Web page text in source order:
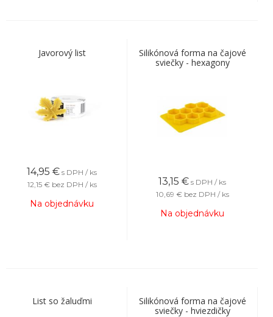
Javorový list
14,95 € s DPH / ks
12,15 € bez DPH / ks
Na objednávku
Silikónová forma na čajové
sviečky - hexagony
13,15 € s DPH / ks
10,69 € bez DPH / ks
Na objednávku
List so žaluďmi
Silikónová forma na čajové
sviečky - hviezdičky